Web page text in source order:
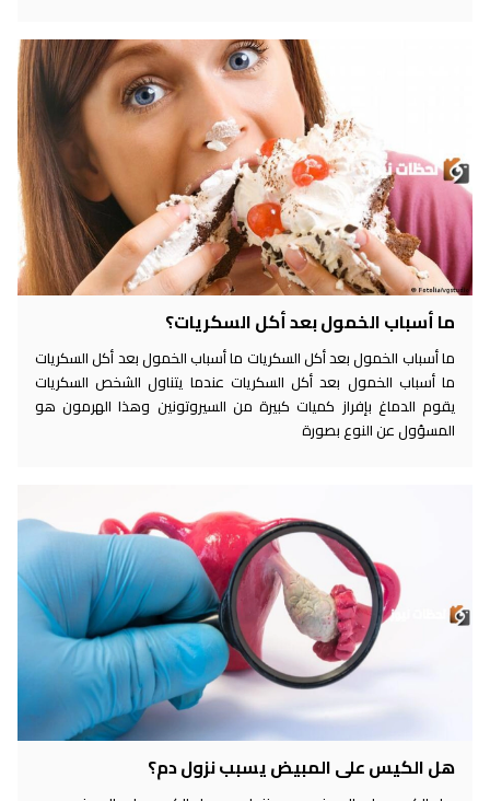
ما أسباب الخمول بعد أكل السكريات؟
ما أسباب الخمول بعد أكل السكريات ما أسباب الخمول بعد أكل السكريات
ما أسباب الخمول بعد أكل السكريات عندما يتناول الشخص السكريات
يقوم الدماغ بإفراز كميات كبيرة من السيروتونين وهذا الهرمون هو
المسؤول عن النوع بصورة
هل الكيس على المبيض يسبب نزول دم؟